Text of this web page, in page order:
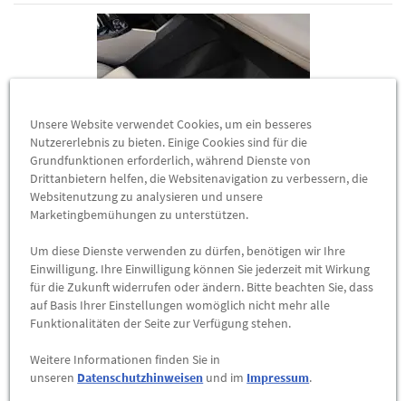
Audi Q6 Fußraumschalen für vorn, schwarz
85B061501 041
Die Fußraumschalen sind an die Bodenmaße des Audi Q6 e-
tron angepasst. Sie sind mit Audi Ringen in Kontrastfarbe
Kunststoff gefertigt und können bei fachgerechter Entsorgung
recycelt werden. Durch die Befestigung der Fußraumschalen
Unsere Website verwendet Cookies, um ein besseres
Nutzererlebnis zu bieten. Einige Cookies sind für die
Grundfunktionen erforderlich, während Dienste von
Drittanbietern helfen, die Websitenavigation zu verbessern, die
Websitenutzung zu analysieren und unsere
Marketingbemühungen zu unterstützen.
Um diese Dienste verwenden zu dürfen, benötigen wir Ihre
Einwilligung. Ihre Einwilligung können Sie jederzeit mit Wirkung
für die Zukunft widerrufen oder ändern. Bitte beachten Sie, dass
auf Basis Ihrer Einstellungen womöglich nicht mehr alle
Funktionalitäten der Seite zur Verfügung stehen.
Weitere Informationen finden Sie in
unseren Datenschutzhinweisen und im Impressum.